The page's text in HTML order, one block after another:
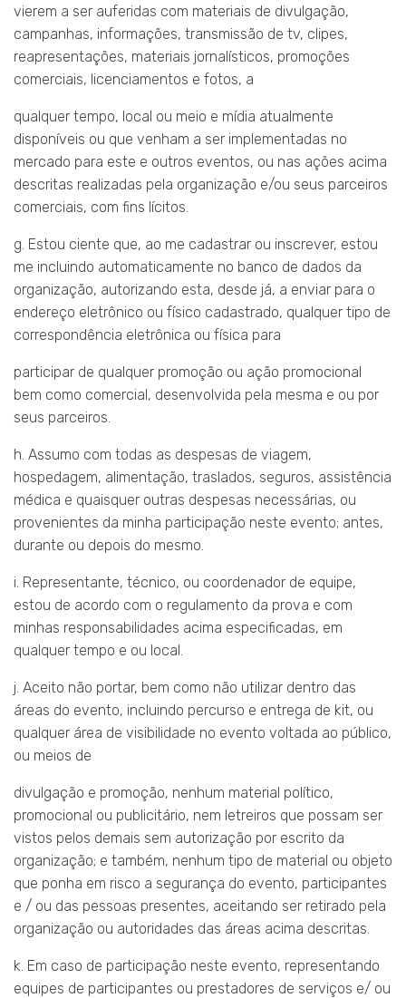
vierem a ser auferidas com materiais de divulgação,
campanhas, informações, transmissão de tv, clipes,
reapresentações, materiais jornalísticos, promoções
comerciais, licenciamentos e fotos, a
qualquer tempo, local ou meio e mídia atualmente
disponíveis ou que venham a ser implementadas no
mercado para este e outros eventos, ou nas ações acima
descritas realizadas pela organização e/ou seus parceiros
comerciais, com fins lícitos.
g. Estou ciente que, ao me cadastrar ou inscrever, estou
me incluindo automaticamente no banco de dados da
organização, autorizando esta, desde já, a enviar para o
endereço eletrônico ou físico cadastrado, qualquer tipo de
correspondência eletrônica ou física para
participar de qualquer promoção ou ação promocional
bem como comercial, desenvolvida pela mesma e ou por
seus parceiros.
h. Assumo com todas as despesas de viagem,
hospedagem, alimentação, traslados, seguros, assistência
médica e quaisquer outras despesas necessárias, ou
provenientes da minha participação neste evento; antes,
durante ou depois do mesmo.
i. Representante, técnico, ou coordenador de equipe,
estou de acordo com o regulamento da prova e com
minhas responsabilidades acima especificadas, em
qualquer tempo e ou local.
j. Aceito não portar, bem como não utilizar dentro das
áreas do evento, incluindo percurso e entrega de kit, ou
qualquer área de visibilidade no evento voltada ao público,
ou meios de
divulgação e promoção, nenhum material político,
promocional ou publicitário, nem letreiros que possam ser
vistos pelos demais sem autorização por escrito da
organização; e também, nenhum tipo de material ou objeto
que ponha em risco a segurança do evento, participantes
e / ou das pessoas presentes, aceitando ser retirado pela
organização ou autoridades das áreas acima descritas.
k. Em caso de participação neste evento, representando
equipes de participantes ou prestadores de serviços e/ ou